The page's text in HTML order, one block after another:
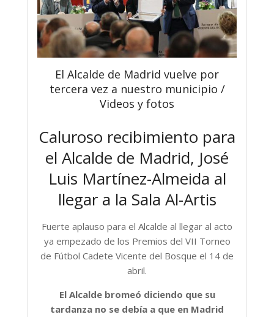
El Alcalde de Madrid vuelve por
tercera vez a nuestro municipio /
Videos y fotos
Caluroso recibimiento para
el Alcalde de Madrid, José
Luis Martínez-Almeida al
llegar a la Sala Al-Artis
Fuerte aplauso para el Alcalde al llegar al acto
ya empezado de los Premios del VII Torneo
de Fútbol Cadete Vicente del Bosque el 14 de
abril.
El Alcalde bromeó diciendo que su
tardanza no se debía a que en Madrid